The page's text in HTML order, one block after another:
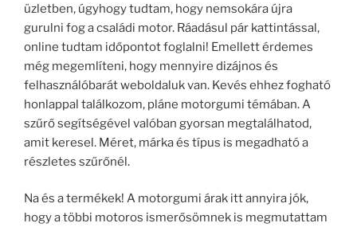
üzletben, úgyhogy tudtam, hogy nemsokára újra
gurulni fog a családi motor. Ráadásul pár kattintással,
online tudtam időpontot foglalni! Emellett érdemes
még megemlíteni, hogy mennyire dizájnos és
felhasználóbarát weboldaluk van. Kevés ehhez fogható
honlappal találkozom, pláne motorgumi témában. A
szűrő segítségével valóban gyorsan megtalálhatod,
amit keresel. Méret, márka és típus is megadható a
részletes szűrőnél.
Na és a termékek! A motorgumi árak itt annyira jók,
hogy a többi motoros ismerősömnek is megmutattam